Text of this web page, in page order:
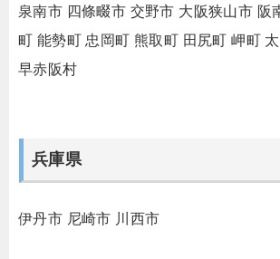
泉南市 四條畷市 交野市 大阪狭山市 阪
町 能勢町 忠岡町 熊取町 田尻町 岬町
早赤阪村
兵庫県
伊丹市 尼崎市 川西市